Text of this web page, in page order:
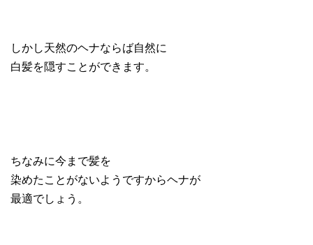
しかし天然のヘナならば自然に
白髪を隠すことができます。
ちなみに今まで髪を
染めたことがないようですからヘナが
最適でしょう。